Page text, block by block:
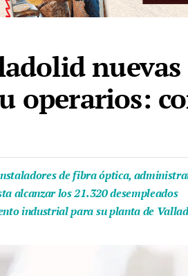
operarios:
de fibra óptica,
alcanzar los 21.320 desempleados
industrial para su planta de